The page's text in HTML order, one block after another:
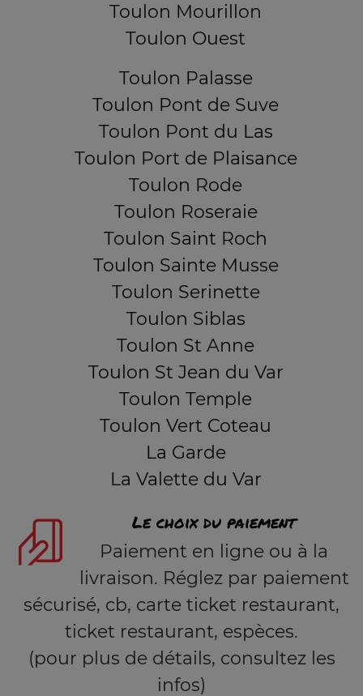
Toulon Mourillon
Toulon Ouest
Toulon Palasse
Toulon Pont de Suve
Toulon Pont du Las
Toulon Port de Plaisance
Toulon Rode
Toulon Roseraie
Toulon Saint Roch
Toulon Sainte Musse
Toulon Serinette
Toulon Siblas
Toulon St Anne
Toulon St Jean du Var
Toulon Temple
Toulon Vert Coteau
La Garde
La Valette du Var
Le choix du paiement
Paiement en ligne ou à la
livraison. Réglez par paiement
sécurisé, cb, carte ticket restaurant,
ticket restaurant, espèces.
(pour plus de détails, consultez les
infos)